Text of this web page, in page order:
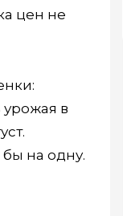
цен не
в
на одну.